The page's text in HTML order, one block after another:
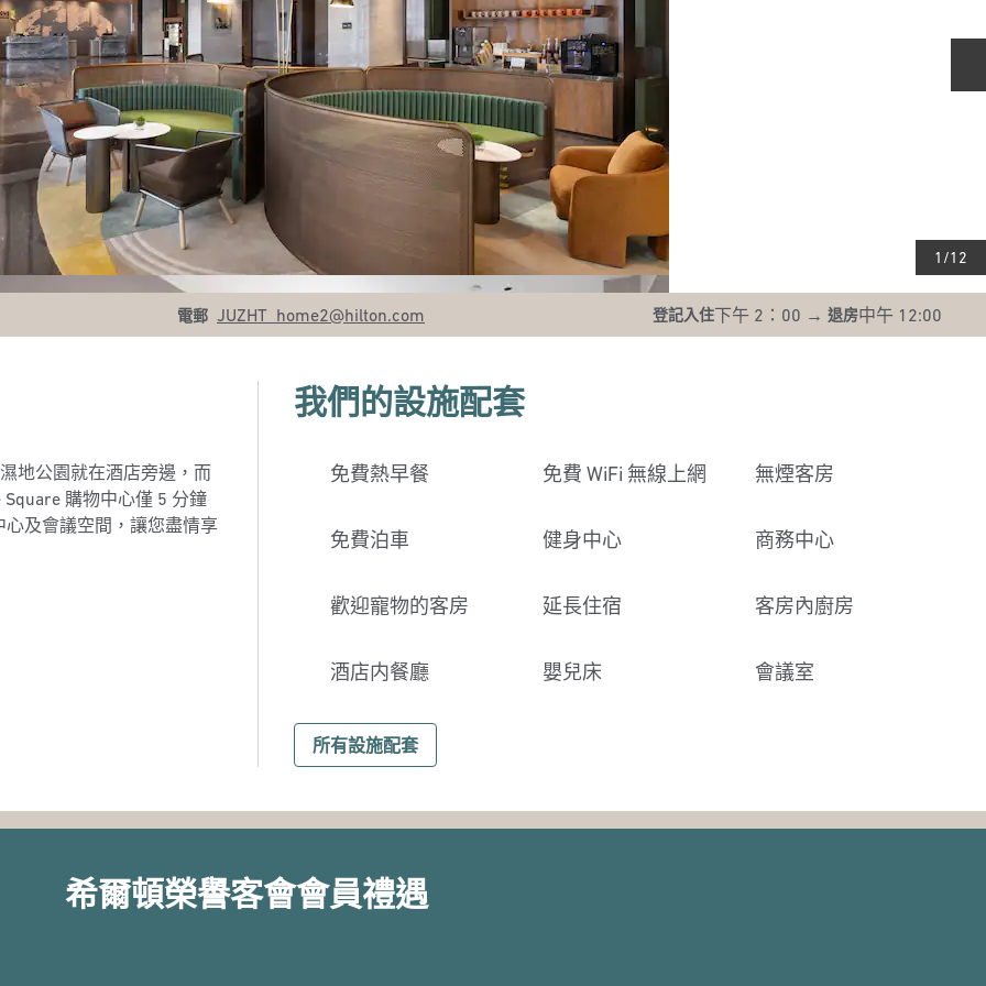
1 /12
電郵
電郵 JUZHT_home2@hilton.com 登記入住下午 2：00 → 退房中午 12:00
地公園就在酒店旁邊，而
購物中心僅 5 分鐘
及會議空間，讓您盡情享
我們的設施配套
免費熱早餐 免費 WiFi 無線上網 無煙客房
免費泊車 健身中心 商務中心
歡迎寵物的客房 延長住宿 客房內廚房
酒店内餐廳 嬰兒床 會議室
所有設施配套
希爾頓榮譽客會會員禮遇